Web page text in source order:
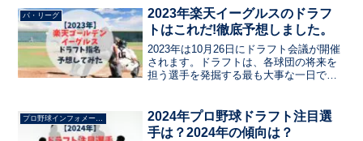
す。今日は、ファイターズがドラフト会
議で指名する選手を予想します。
パ・リーグ
2023年楽天イーグルスのドラフ
トはこれだ!徹底予想しました。
2023年は10月26日にドラフト会議が開催
されます。ドラフトは、各球団の将来を
担う選手を発掘する最も大事な一日でし
す。今日は、楽天イーグルスがドラフト
会議で指名する選手を予想します。
プロ野球インフォメーション
2024年プロ野球ドラフト注目選
手は？2024年の傾向は？